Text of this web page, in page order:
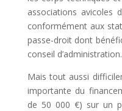
associations avicoles
conformément aux
passe-droit dont
conseil d’administration.
Mais tout aussi
importante du
de 50 000 €) sur un